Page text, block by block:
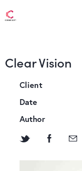
Clear Vision
Client
Date
Author